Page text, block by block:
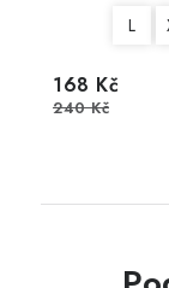
L
168 Kč
240 Kč